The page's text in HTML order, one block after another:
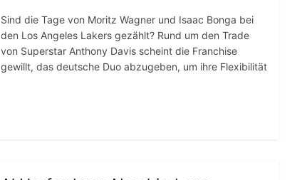
Sind die Tage von Moritz Wagner und Isaac Bonga bei
den Los Angeles Lakers gezählt? Rund um den Trade
von Superstar Anthony Davis scheint die Franchise
gewillt, das deutsche Duo abzugeben, um ihre Flexibilität